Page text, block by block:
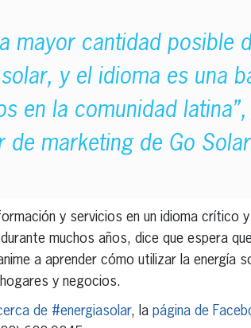
mayor cantidad posible
y el idioma es una
en la comunidad
de marketing de Go
y servicios en un idioma crítico
muchos años, dice que espera
a aprender cómo utilizar la energía
y negocios.
de #energiasolar, la página de